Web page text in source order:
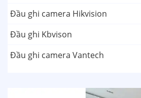
Đầu ghi camera Hikvision
Đầu ghi Kbvison
Đầu ghi camera Vantech